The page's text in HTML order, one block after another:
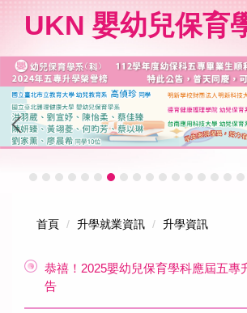
要
內
容
區
UKN 嬰幼兒保育
首頁 升學就業資訊 升學資訊
恭禧！2025嬰幼兒保育學科應屆五專
告